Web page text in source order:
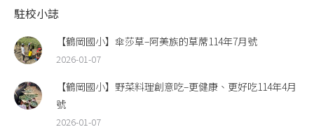
駐校小誌
【鶴岡國小】傘莎草–阿美族的草蓆114年7月號
2026-01-07
【鶴岡國小】野菜料理創意吃–更健康、更好吃114年4月
號
2026-01-07